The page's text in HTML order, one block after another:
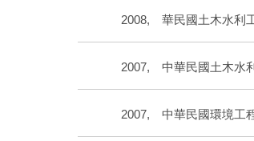
2008, 華民國土木水
2007, 中華民國土木
2007, 中華民國環境